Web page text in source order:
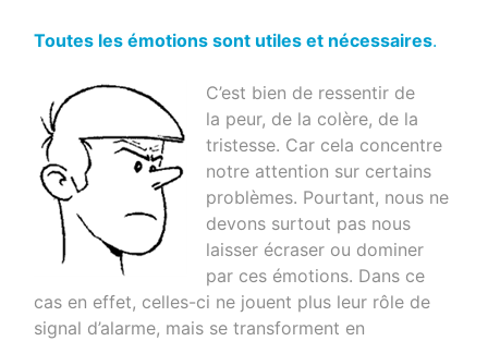
Toutes les émotions sont utiles et nécessaires.
C’est bien de ressentir de
la peur, de la colère, de la
tristesse. Car cela concentre
notre attention sur certains
problèmes. Pourtant, nous ne
devons surtout pas nous
laisser écraser ou dominer
par ces émotions. Dans ce
cas en effet, celles-ci ne jouent plus leur rôle de
signal d’alarme, mais se transforment en